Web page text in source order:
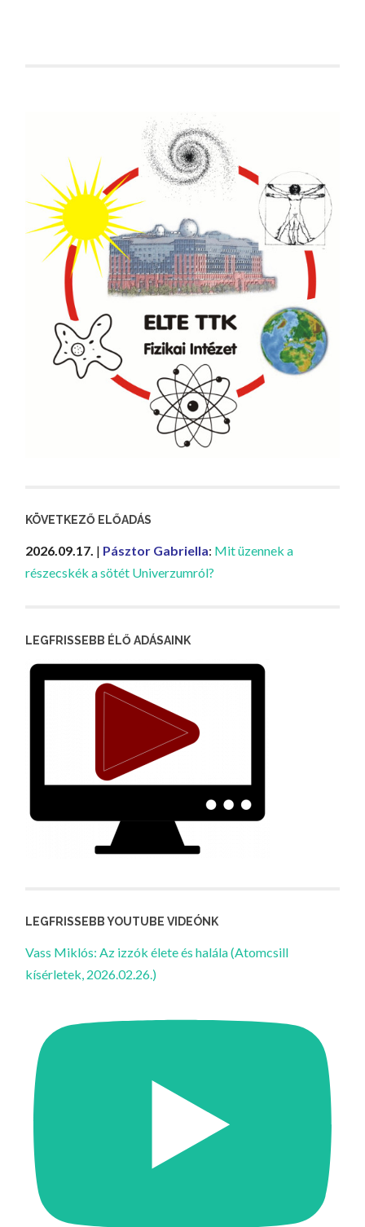
KÖVETKEZŐ ELŐADÁS
2026.09.17. | Pásztor Gabriella: Mit üzennek a
részecskék a sötét Univerzumról?
LEGFRISSEBB ÉLŐ ADÁSAINK
LEGFRISSEBB YOUTUBE VIDEÓNK
Vass Miklós: Az izzók élete és halála (Atomcsill
kísérletek, 2026.02.26.)